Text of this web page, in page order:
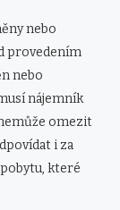
nebo
provedením
nebo
nájemník
omezit
i za
které